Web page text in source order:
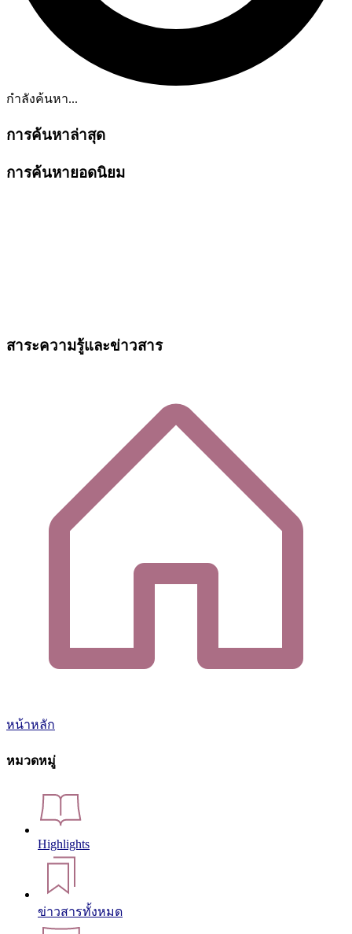
กำลังค้นหา...
การค้นหาล่าสุด
การค้นหายอดนิยม
สาระความรู้และข่าวสาร
หน้าหลัก
หมวดหมู่
Highlights
ข่าวสารทั้งหมด